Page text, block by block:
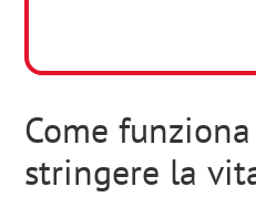
Come
stringere la